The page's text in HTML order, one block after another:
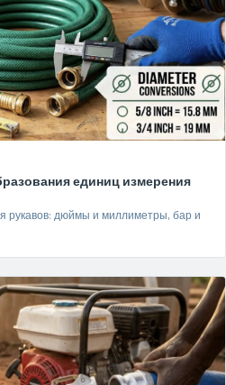
единиц измерения
рукавов: дюймы и миллиметры, бар и